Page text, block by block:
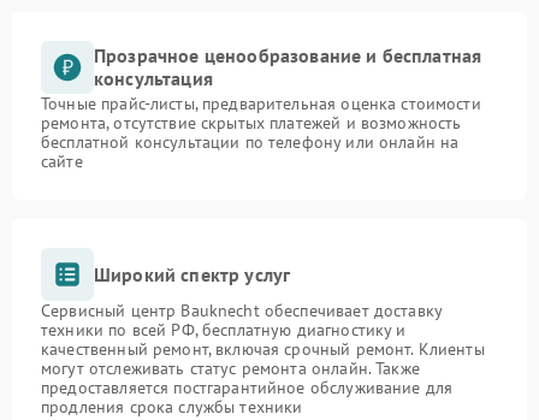
Прозрачное ценообразование и бесплатная
консультация
Точные прайс-листы, предварительная оценка стоимости
ремонта, отсутствие скрытых платежей и возможность
бесплатной консультации по телефону или онлайн на
сайте
Широкий спектр услуг
Сервисный центр Bauknecht обеспечивает доставку
техники по всей РФ, бесплатную диагностику и
качественный ремонт, включая срочный ремонт. Клиенты
могут отслеживать статус ремонта онлайн. Также
предоставляется постгарантийное обслуживание для
продления срока службы техники